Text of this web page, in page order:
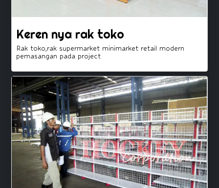
Keren nya rak toko
Rak toko,rak supermarket minimarket retail modern
pemasangan pada project